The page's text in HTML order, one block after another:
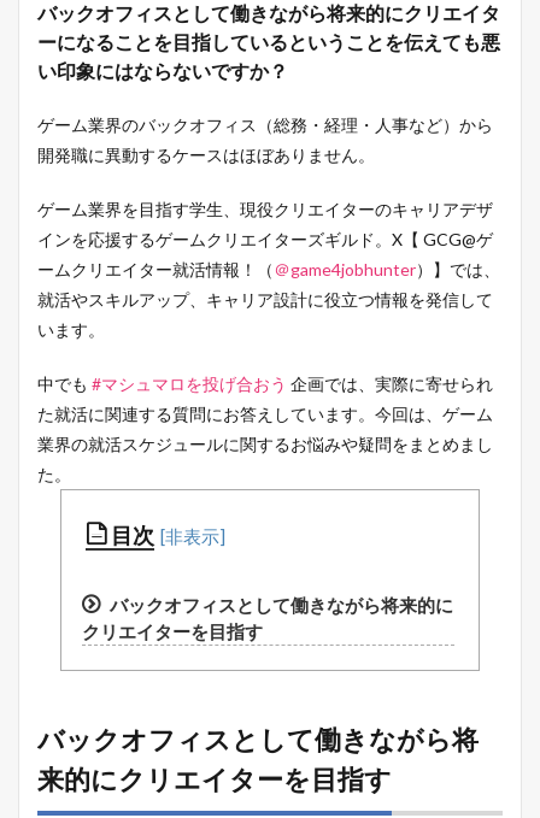
バックオフィスとして働きながら将来的にクリエイタ
ーになることを目指しているということを伝えても悪
い印象にはならないですか？
ゲーム業界のバックオフィス（総務・経理・人事など）から
開発職に異動するケースはほぼありません。
ゲーム業界を目指す学生、現役クリエイターのキャリアデザ
インを応援するゲームクリエイターズギルド。X【 GCG@ゲ
ームクリエイター就活情報！（ ＠game4jobhunter）】では、
就活やスキルアップ、キャリア設計に役立つ情報を発信して
います。
中でも #マシュマロを投げ合おう 企画では、実際に寄せられ
た就活に関連する質問にお答えしています。今回は、ゲーム
業界の就活スケジュールに関するお悩みや疑問をまとめまし
た。
目次
バックオフィスとして働きながら将来的に
クリエイターを目指す
バックオフィスとして働きながら将
来的にクリエイターを目指す